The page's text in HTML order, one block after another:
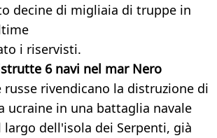
decine di migliaia di truppe in
i riservisti.
6 navi nel mar Nero
russe rivendicano la distruzione di
ucraine in una battaglia navale
largo dell'isola dei Serpenti, già